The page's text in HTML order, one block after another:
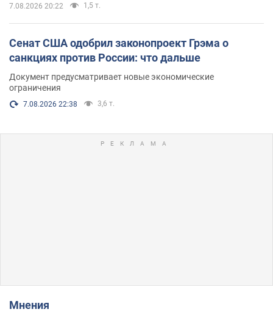
7.08.2026 20:22 1,5 т.
Сенат США одобрил законопроект Грэма о
санкциях против России: что дальше
Документ предусматривает новые экономические
ограничения
7.08.2026 22:38 3,6 т.
Мнения